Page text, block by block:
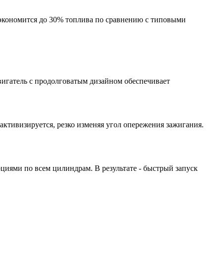
до 30% топлива по сравнению с типовыми
с продолговатым дизайном обеспечивает
резко изменяя угол опережения зажигания.
по всем цилиндрам. В результате - быстрый запуск